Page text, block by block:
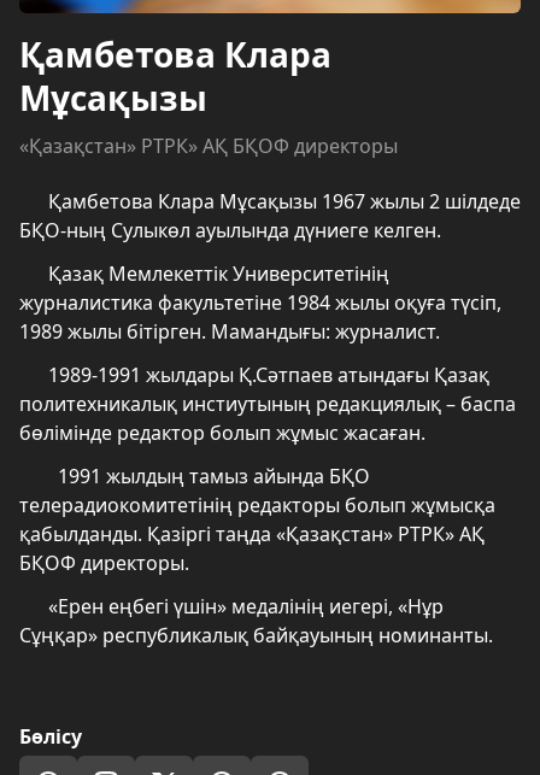
Қамбетова Клара
Мұсақызы
«Қазақстан» РТРК» АҚ БҚОФ директоры
Қамбетова Клара Мұсақызы 1967 жылы 2 шілдеде
БҚО-ның Сулыкөл ауылында дүниеге келген.
Қазақ Мемлекеттік Университетінің
журналистика факультетіне 1984 жылы оқуға түсіп,
1989 жылы бітірген. Мамандығы: журналист.
1989-1991 жылдары Қ.Сәтпаев атындағы Қазақ
политехникалық инстиутының редакциялық – баспа
бөлімінде редактор болып жұмыс жасаған.
1991 жылдың тамыз айында БҚО
телерадиокомитетінің редакторы болып жұмысқа
қабылданды. Қазіргі таңда «Қазақстан» РТРК» АҚ
БҚОФ директоры.
«Ерен еңбегі үшін» медалінің иегері, «Нұр
Сұңқар» республикалық байқауының номинанты.
Бөлісу